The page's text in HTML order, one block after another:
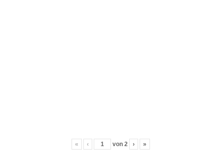
« ‹ von 2 › »